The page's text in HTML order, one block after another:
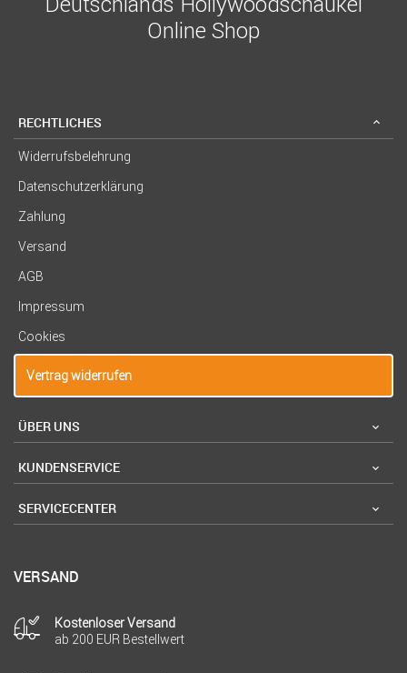
Online Shop
RECHTLICHES
Widerrufsbelehrung
Datenschutzerklärung
Zahlung
Versand
AGB
Impressum
Cookies
Vertrag widerrufen
ÜBER UNS
KUNDENSERVICE
SERVICECENTER
VERSAND
Kostenloser Versand
ab 200 EUR Bestellwert